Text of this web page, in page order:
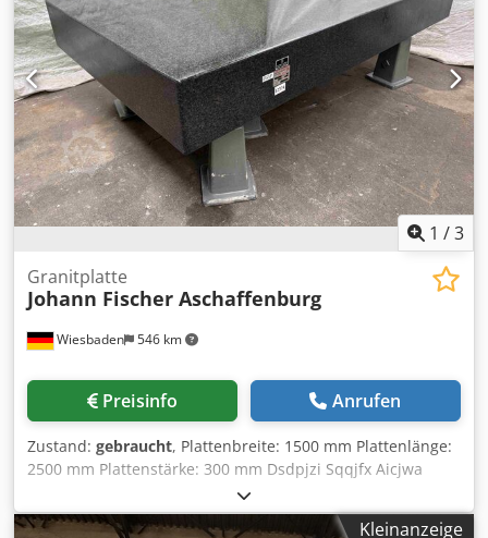
1 /3
Wiesbaden 546 km
Granitplatte
Johann Fischer Aschaffenburg
Preisinfo Anrufen
Zustand: gebraucht, Plattenbreite: 1500 mm Plattenlänge:
2500 mm Plattenstärke: 300 mm Dsdpjzi Sqqjfx Aicjwa
Genauigkeitsgrad: 1 + 1 Höhe, auf 5 Füßen liegend: 830
mm
Kleinanzeige